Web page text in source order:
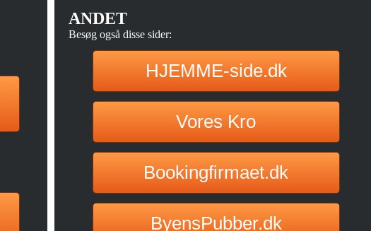
ANDET
Besøg også disse sider:
HJEMME-side.dk
Vores Kro
Bookingfirmaet.dk
ByensPubber.dk